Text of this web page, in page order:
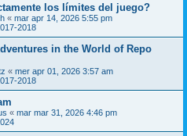
los límites del juego?
« mar apr 14, 2026 5:55 pm
2018
in the World of Repo
« mer apr 01, 2026 3:57 am
2018
« mar mar 31, 2026 4:46 pm